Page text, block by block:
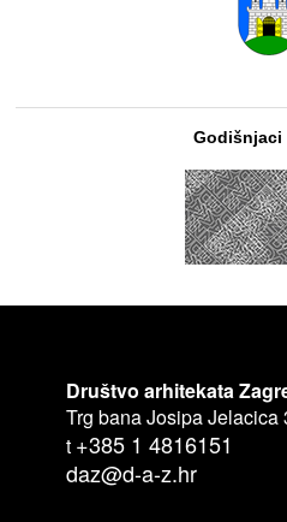
Godišnjaci
Društvo arhitekata
Trg bana Josipa Jelacica
t +385 1 4816151
daz@d-a-z.hr